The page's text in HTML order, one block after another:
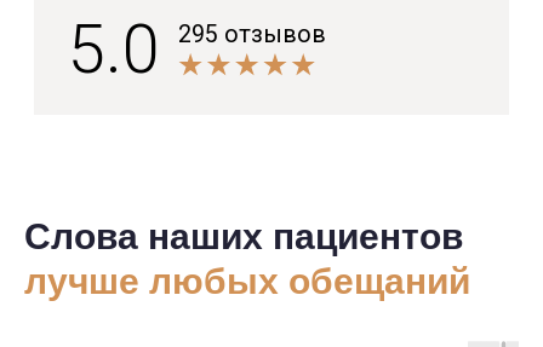
Слова наших пациентов
лучше любых обещаний
+7